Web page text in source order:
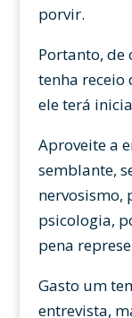
porvir.
Portanto, de
tenha receio
ele terá
Aproveite a
semblante,
nervosismo,
psicologia,
pena
Gasto um
entrevista,